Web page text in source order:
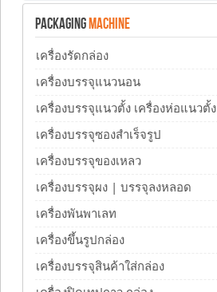
PACKAGING MACHINE
เครื่องรัดกล่อง
เครื่องบรรจุแนวนอน
เครื่องบรรจุแนวตั้ง เครื่องห่อแนวตั้ง
เครื่องบรรจุซองสำเร็จรูป
เครื่องบรรจุของเหลว
เครื่องบรรจุผง | บรรจุลงหลอด
เครื่องพันพาเลท
เครื่องขึ้นรูปกล่อง
เครื่องบรรจุสินค้าใส่กล่อง